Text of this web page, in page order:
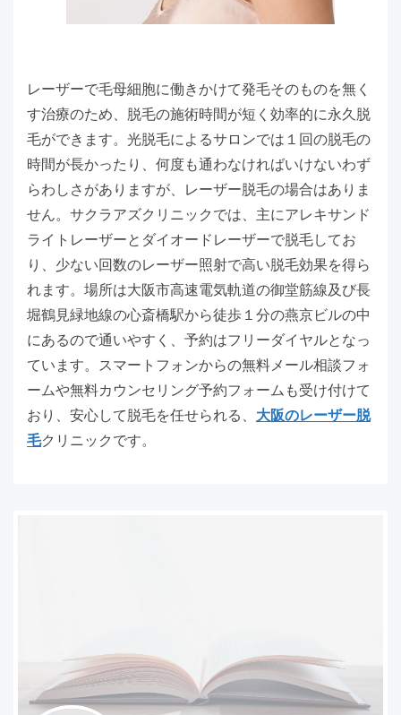
レーザーで毛母細胞に働きかけて発毛そのものを無く
す治療のため、脱毛の施術時間が短く効率的に永久脱
毛ができます。光脱毛によるサロンでは１回の脱毛の
時間が長かったり、何度も通わなければいけないわず
らわしさがありますが、レーザー脱毛の場合はありま
せん。サクラアズクリニックでは、主にアレキサンド
ライトレーザーとダイオードレーザーで脱毛してお
り、少ない回数のレーザー照射で高い脱毛効果を得ら
れます。場所は大阪市高速電気軌道の御堂筋線及び長
堀鶴見緑地線の心斎橋駅から徒歩１分の燕京ビルの中
にあるので通いやすく、予約はフリーダイヤルとなっ
ています。スマートフォンからの無料メール相談フォ
ームや無料カウンセリング予約フォームも受け付けて
おり、安心して脱毛を任せられる、 大阪のレーザー脱
毛クリニックです。